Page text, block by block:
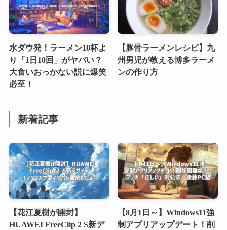
水ダウ発！ラーメン10杯よ
り「1日10回」がヤバい？
大食いおっかない説に爆笑
必至！
【豚骨ラーメンレシピ】九
州男児が教える博多ラーメ
ンの作り方
新着記事
【花江夏樹が開封】
HUAWEI FreeClip 2 S新デ
【8月1日～】Windows11強
制アプリアップデート！削